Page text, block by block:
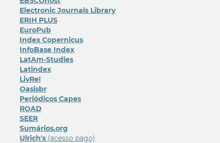
Electronic Journals Library
ERIH PLUS
EuroPub
Index Copernicus
InfoBase Index
LatAm-Studies
Latindex
LivRe!
Oasisbr
Periódicos Capes
ROAD
SEER
Sumários.org
Ulrich's(acesso pago)